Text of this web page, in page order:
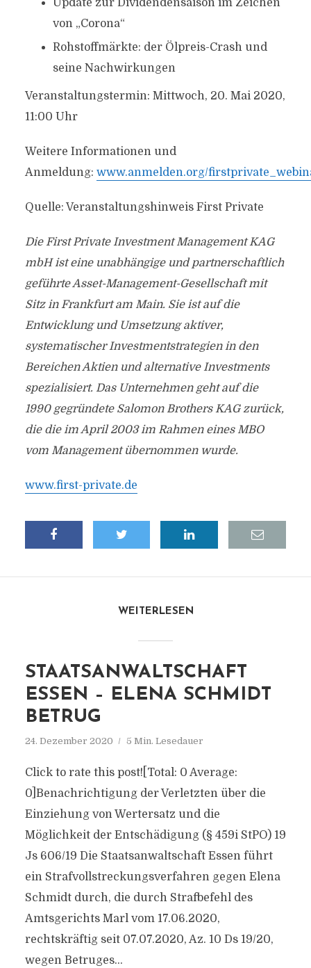
Update zur Dividendensaison im Zeichen
von „Corona“
Rohstoffmärkte: der Ölpreis-Crash und
seine Nachwirkungen
Veranstaltungstermin: Mittwoch, 20. Mai 2020,
11:00 Uhr
Weitere Informationen und
Anmeldung: www.anmelden.org/
Quelle: Veranstaltungshinweis First Private
Die First Private Investment Management KAG
mbH ist eine unabhängige und partnerschaftlich
geführte Asset-Management-Gesellschaft mit
Sitz in Frankfurt am Main. Sie ist auf die
Entwicklung und Umsetzung aktiver,
systematischer Investmentstrategien in den
Bereichen Aktien und alternative Investments
spezialisiert. Das Unternehmen geht auf die
1990 gegründete Salomon Brothers KAG zurück,
die die im April 2003 im Rahmen eines MBO
vom Management übernommen wurde.
www.first-private.de
WEITERLESEN
STAATSANWALTSCHAFT
ESSEN – ELENA SCHMIDT
BETRUG
24. Dezember 2020 5 Min. Lesedauer
Click to rate this post![Total: 0 Average:
0]Benachrichtigung der Verletzten über die
Einziehung von Wertersatz und die
Möglichkeit der Entschädigung (§ 459i StPO) 19
Js 606/​19 Die Staatsanwaltschaft Essen führt
ein Strafvollstreckungsverfahren gegen Elena
Schmidt durch, die durch Strafbefehl des
Amtsgerichts Marl vom 17.06.2020,
rechtskräftig seit 07.07.2020, Az. 10 Ds 19/​20,
wegen Betruges...